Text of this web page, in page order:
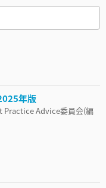
年版
Practice Advice委員会(編